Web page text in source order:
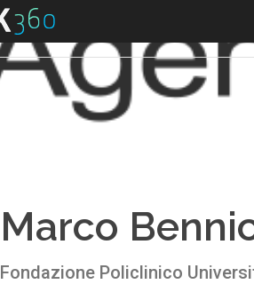
Marco
Fondazione Policlinico